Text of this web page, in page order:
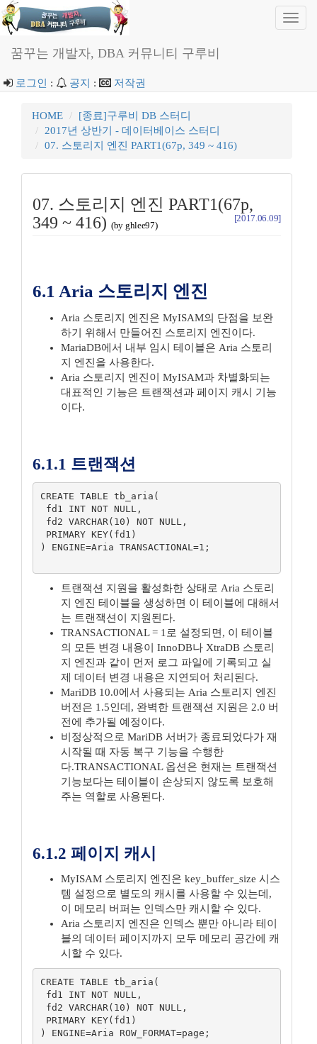
꿈꾸는 개발자, DBA 커뮤니티 구루비
로그인 : 공지 : 저작권
HOME
[종료]구루비 DB 스터디
2017년 상반기 - 데이터베이스 스터디
07. 스토리지 엔진 PART1(67p, 349 ~ 416)
07. 스토리지 엔진 PART1(67p,
349 ~ 416) (by ghlee97)
[2017.06.09]
6.1 Aria 스토리지 엔진
Aria 스토리지 엔진은 MyISAM의 단점을 보완
하기 위해서 만들어진 스토리지 엔진이다.
MariaDB에서 내부 임시 테이블은 Aria 스토리
지 엔진을 사용한다.
Aria 스토리지 엔진이 MyISAM과 차별화되는
대표적인 기능은 트랜잭션과 페이지 캐시 기능
이다.
6.1.1 트랜잭션
CREATE TABLE tb_aria(
) ENGINE=Aria TRANSACTIONAL=1;
트랜잭션 지원을 활성화한 상태로 Aria 스토리
지 엔진 테이블을 생성하면 이 테이블에 대해서
는 트랜잭션이 지원된다.
TRANSACTIONAL = 1로 설정되면, 이 테이블
의 모든 변경 내용이 InnoDB나 XtraDB 스토리
지 엔진과 같이 먼저 로그 파일에 기록되고 실
제 데이터 변경 내용은 지연되어 처리된다.
MariDB 10.0에서 사용되는 Aria 스토리지 엔진
버전은 1.5인데, 완벽한 트랜잭션 지원은 2.0 버
전에 추가될 예정이다.
비정상적으로 MariDB 서버가 종료되었다가 재
시작될 때 자동 복구 기능을 수행한
다.TRANSACTIONAL 옵션은 현재는 트랜잭션
기능보다는 테이블이 손상되지 않도록 보호해
주는 역할로 사용된다.
6.1.2 페이지 캐시
MyISAM 스토리지 엔진은 key_buffer_size 시스
템 설정으로 별도의 캐시를 사용할 수 있는데,
이 메모리 버퍼는 인덱스만 캐시할 수 있다.
Aria 스토리지 엔진은 인덱스 뿐만 아니라 테이
블의 데이터 페이지까지 모두 메모리 공간에 캐
시할 수 있다.
CREATE TABLE tb_aria(
) ENGINE=Aria ROW_FORMAT=page;